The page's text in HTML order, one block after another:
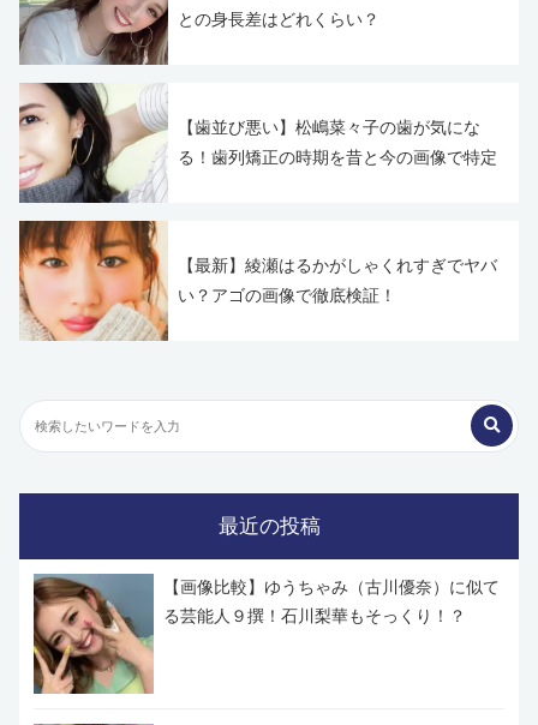
との身長差はどれくらい？
【歯並び悪い】松嶋菜々子の歯が気にな
る！歯列矯正の時期を昔と今の画像で特定
【最新】綾瀬はるかがしゃくれすぎでヤバ
い？アゴの画像で徹底検証！
最近の投稿
【画像比較】ゆうちゃみ（古川優奈）に似て
る芸能人９撰！石川梨華もそっくり！？